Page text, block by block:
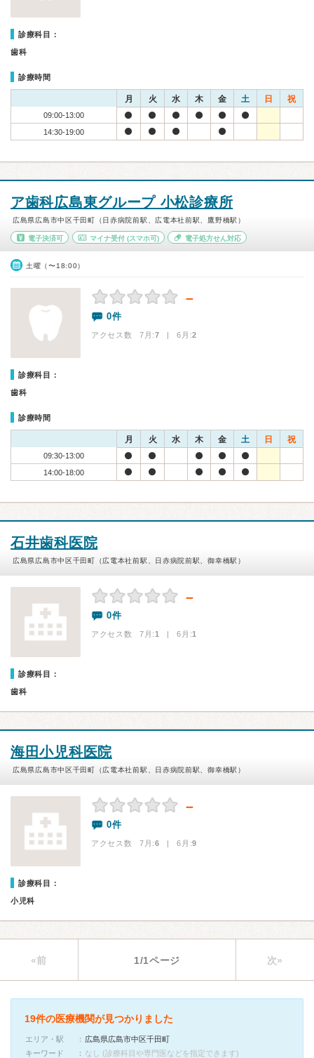
診療科目：
歯科
診療時間
月 火 水 木 金 土 日 祝
09:00-13:00
14:30-19:00
ア歯科広島東グループ 小松診療所
広島県広島市中区千田町（日赤病院前駅、広電本社前駅、鷹野橋駅）
電子決済可 マイナ受付(スマホ可) 電子処方せん対応
土曜（〜18:00）
－
0件
アクセス数 7月:7 | 6月:2
診療科目：
歯科
診療時間
月 火 水 木 金 土 日 祝
09:30-13:00
14:00-18:00
石井歯科医院
広島県広島市中区千田町（広電本社前駅、日赤病院前駅、御幸橋駅）
－
0件
アクセス数 7月:1 | 6月:1
診療科目：
歯科
海田小児科医院
広島県広島市中区千田町（広電本社前駅、日赤病院前駅、御幸橋駅）
－
0件
アクセス数 7月:6 | 6月:9
診療科目：
小児科
«前 1/1ページ 次»
19件の医療機関が見つかりました
エリア・駅
広島県広島市中区千田町
キーワード
なし (診療科目や専門医などを指定できます)